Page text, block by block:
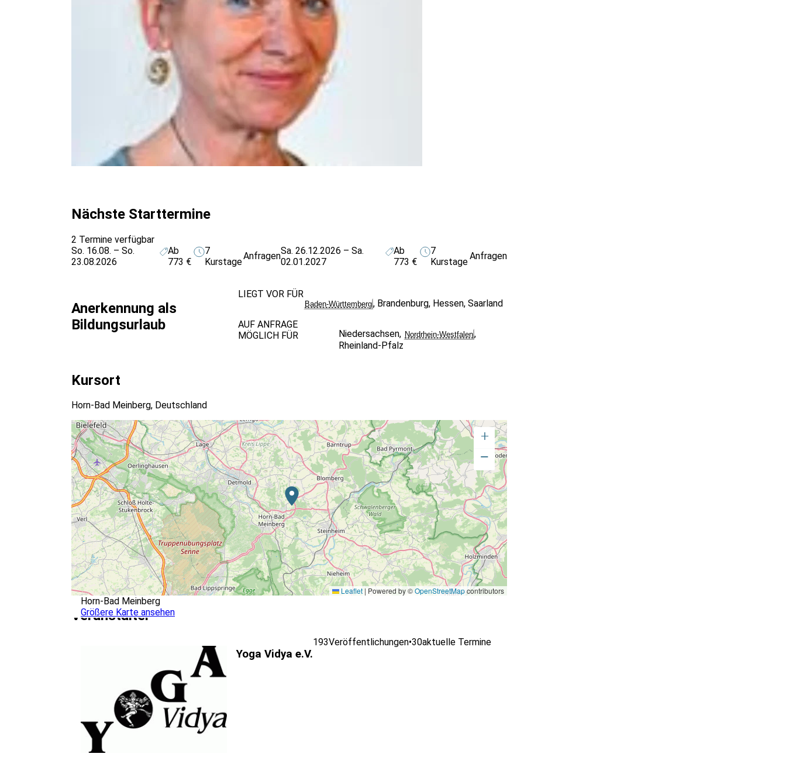
Nächste Starttermine
2 Termine verfügbar
So. 16.08. – So.
23.08.2026
Ab
773 €
7
KurstageAnfragenSa. 26.12.2026 – Sa.
02.01.2027
Ab
773 €
7
KurstageAnfragen
Anerkennung als
Bildungsurlaub
LIEGT VOR FÜR
Baden-Württemberg, Brandenburg, Hessen,Saarland
AUF ANFRAGE
MÖGLICH FÜR
Niedersachsen, Nordrhein-Westfalen,
Rheinland-Pfalz
Kursort
Horn-Bad Meinberg, Deutschland
+
−
Leaflet | Powered by ©OpenStreetMapcontributors
Horn-Bad Meinberg
Größere Karte ansehen
Veranstalter
Yoga Vidya e.V.
193Veröffentlichungen•30aktuelle Termine